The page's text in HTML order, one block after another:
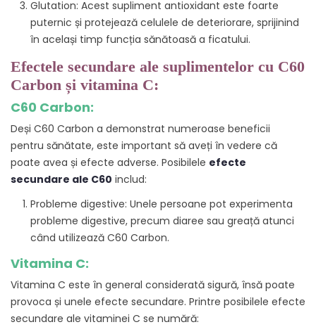
Glutation: Acest supliment antioxidant este foarte
puternic și protejează celulele de deteriorare, sprijinind
în același timp funcția sănătoasă a ficatului.
Efectele secundare ale suplimentelor cu C60
Carbon și vitamina C:
C60 Carbon:
Deși C60 Carbon a demonstrat numeroase beneficii
pentru sănătate, este important să aveți în vedere că
poate avea și efecte adverse. Posibilele efecte
secundare ale C60 includ:
Probleme digestive: Unele persoane pot experimenta
probleme digestive, precum diaree sau greață atunci
când utilizează C60 Carbon.
Vitamina C:
Vitamina C este în general considerată sigură, însă poate
provoca și unele efecte secundare. Printre posibilele efecte
secundare ale vitaminei C se numără: